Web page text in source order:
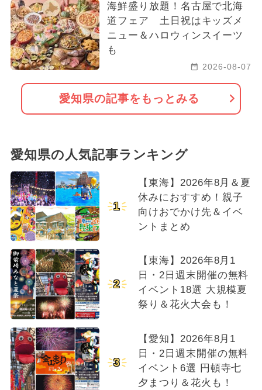
海鮮盛り放題！名古屋で北海
道フェア 土日祝はキッズメ
ニュー＆ハロウィンスイーツ
も
2026-08-07
愛知県の記事をもっとみる
愛知県の人気記事ランキング
1
【東海】2026年8月＆夏
休みにおすすめ！親子
向けおでかけ先＆イベ
ントまとめ
2
【東海】2026年8月1
日・2日週末開催の無料
イベント18選 大規模夏
祭り＆花火大会も！
3
【愛知】2026年8月1
日・2日週末開催の無料
イベント6選 円頓寺七
夕まつり＆花火も！